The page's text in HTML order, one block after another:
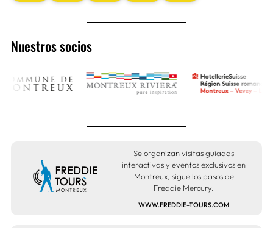
Nuestros socios
WWW.FREDDIE-TOURS.COM
Se organizan visitas guiadas
interactivas y eventos exclusivos en
Montreux, sigue los pasos de
Freddie Mercury.